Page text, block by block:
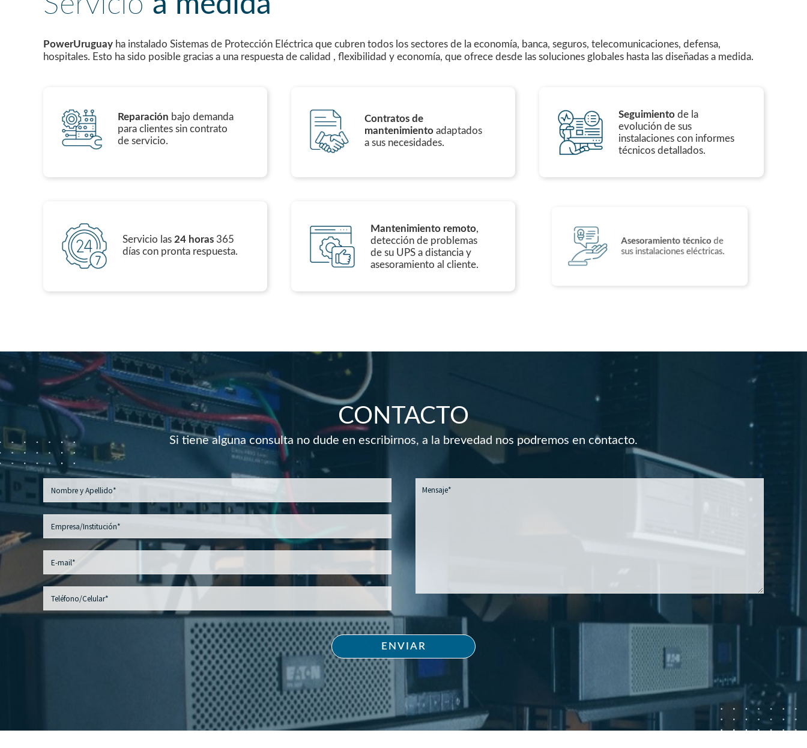
PowerUruguay ha instalado Sistemas de Protección Eléctrica que cubren todos los sectores de la economía, banca, seguros, telecomunicaciones, defensa,
hospitales. Esto ha sido posible gracias a una respuesta de calidad , flexibilidad y economía, que ofrece desde las soluciones globales hasta las diseñadas a medida.
Reparación bajo demanda
para clientes sin contrato
de servicio.
Contratos de
mantenimiento adaptados
a sus necesidades.
Seguimiento de la
evolución de sus
instalaciones con informes
técnicos detallados.
Servicio las 24 horas 365
días con pronta respuesta.
Mantenimiento remoto,
detección de problemas
de su UPS a distancia y
asesoramiento al cliente.
Asesoramiento técnicode
sus instalaciones eléctricas.
CONTACTO
Si tiene alguna consulta no dude en escribirnos, a la brevedad nos podremos en contacto.
ENVIAR